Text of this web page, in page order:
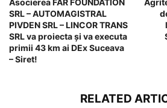
SRL – AUTOMAGISTRAL
PIVDEN SRL – LINCOR TRANS
SRL va proiecta și va executa
primii 43 km ai DEx Suceava
– Siret!
RELATED